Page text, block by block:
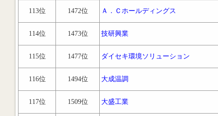
113位 1472位 Ａ．Ｃホールディングス
114位 1473位 技研興業
115位 1477位 ダイセキ環境ソリューション
116位 1494位 大成温調
117位 1509位 大盛工業